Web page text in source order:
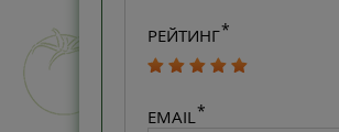
РЕЙТИНГ
EMAIL